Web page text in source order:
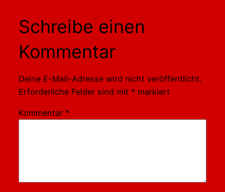
Schreibe einen
Kommentar
Deine E-Mail-Adresse wird nicht veröffentlicht.
Erforderliche Felder sind mit * markiert
Kommentar *